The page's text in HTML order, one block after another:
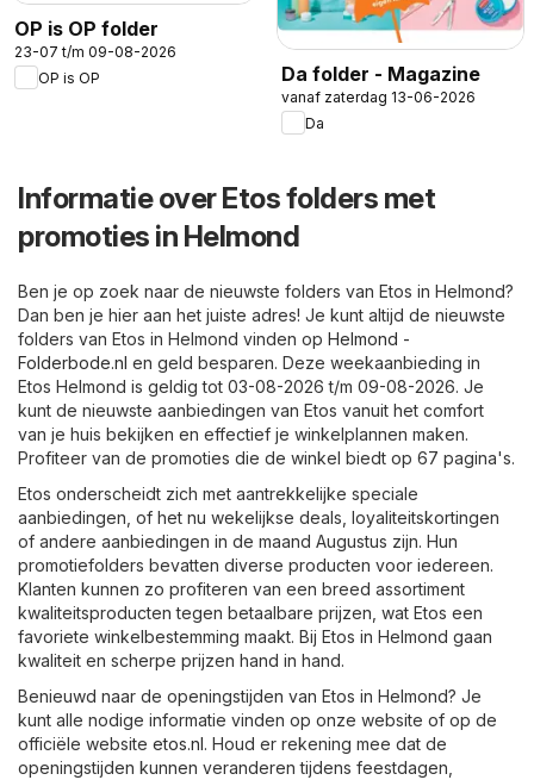
OP is OP folder
23-07 t/m 09-08-2026
OP is OP
Da folder - Magazine
vanaf zaterdag 13-06-2026
Da
Informatie over Etos folders met
promoties in Helmond
Ben je op zoek naar de nieuwste folders van Etos in Helmond?
Dan ben je hier aan het juiste adres! Je kunt altijd de nieuwste
folders van Etos in Helmond vinden op Helmond -
Folderbode.nl en geld besparen. Deze weekaanbieding in
Etos Helmond is geldig tot 03-08-2026 t/m 09-08-2026. Je
kunt de nieuwste aanbiedingen van Etos vanuit het comfort
van je huis bekijken en effectief je winkelplannen maken.
Profiteer van de promoties die de winkel biedt op 67 pagina's.
Etos onderscheidt zich met aantrekkelijke speciale
aanbiedingen, of het nu wekelijkse deals, loyaliteitskortingen
of andere aanbiedingen in de maand Augustus zijn. Hun
promotiefolders bevatten diverse producten voor iedereen.
Klanten kunnen zo profiteren van een breed assortiment
kwaliteitsproducten tegen betaalbare prijzen, wat Etos een
favoriete winkelbestemming maakt. Bij Etos in Helmond gaan
kwaliteit en scherpe prijzen hand in hand.
Benieuwd naar de openingstijden van Etos in Helmond? Je
kunt alle nodige informatie vinden op onze website of op de
officiële website etos.nl. Houd er rekening mee dat de
openingstijden kunnen veranderen tijdens feestdagen,